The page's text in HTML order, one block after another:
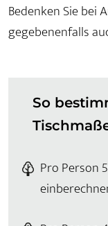
Bedenken Sie bei
gegebenenfalls
So
Pro Person